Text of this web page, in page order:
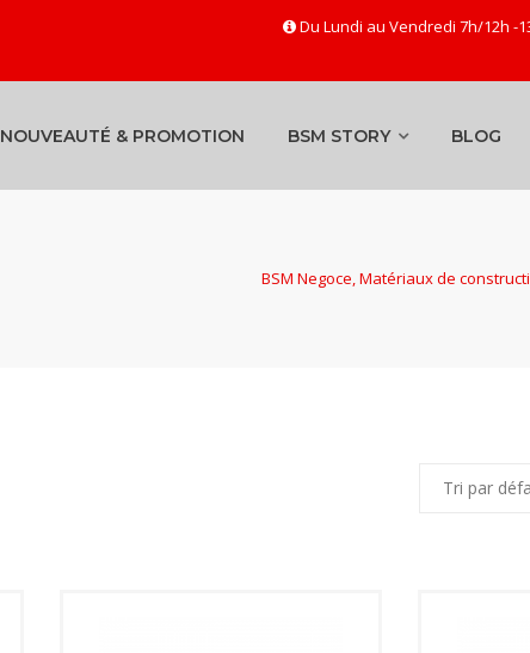
Du Lundi au Vendredi 7h/12h -
NOUVEAUTÉ & PROMOTION BSM STORY BLOG
BSM Negoce, Matériaux de